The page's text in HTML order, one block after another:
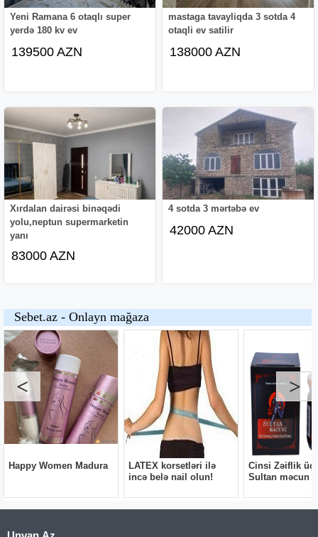
Yeni Ramana 6 otaqlı super
yerdə 180 kv ev
139500 AZN
mastaga tavayliqda 3 sotda 4
otaqli ev satilir
138000 AZN
Xırdalan dairəsi binəqədi
yolu,neptun supermarketin
yanı
83000 AZN
4 sotda 3 mərtəbə ev
42000 AZN